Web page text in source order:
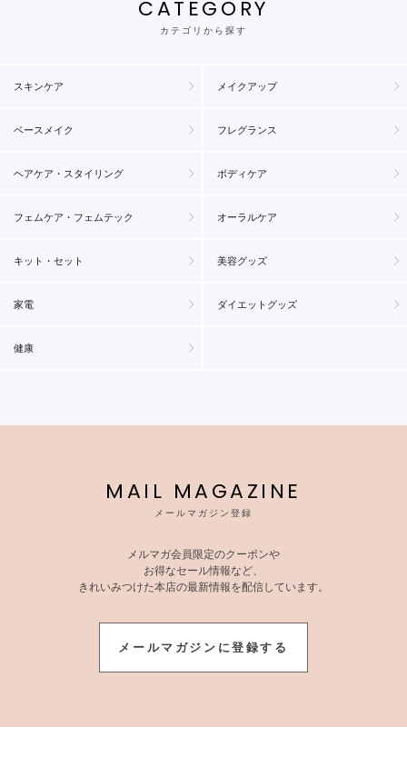
CATEGORY
カテゴリから探す
スキンケア メイクアップ
ベースメイク フレグランス
ヘアケア・スタイリング ボディケア
フェムケア・フェムテック オーラルケア
キット・セット 美容グッズ
家電 ダイエットグッズ
健康
MAIL MAGAZINE
メールマガジン登録
メルマガ会員限定のクーポンや
お得なセール情報など、
きれいみつけた本店の最新情報を配信しています。
メールマガジンに登録する